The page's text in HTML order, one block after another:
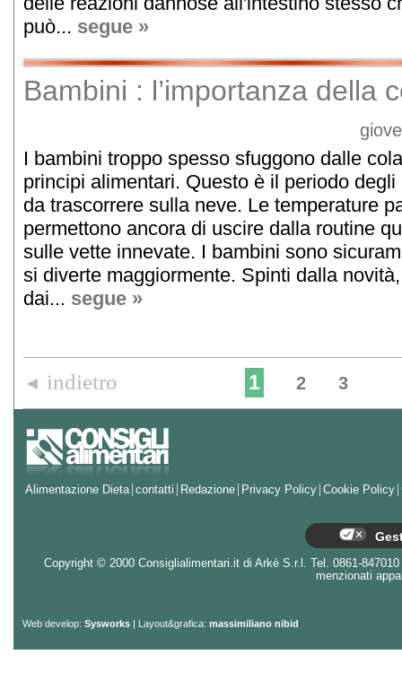
può... segue »
Bambini : l’importanza della
I bambini troppo spesso sfuggono dalle
principi alimentari. Questo è il periodo
da trascorrere sulla neve. Le temperature
permettono ancora di uscire dalla routine
sulle vette innevate. I bambini sono
si diverte maggiormente. Spinti dalla
dai... segue »
◄ indietro 1 2 3
Alimentazione Dieta contatti Redazione Privacy Policy Cookie Policy
Copyright © 2000 Consiglialimentari.it di Arkè S.r.l. Tel. 0861-
menzionati
Web develop: Sysworks | Layout&grafica: massimiliano nibid